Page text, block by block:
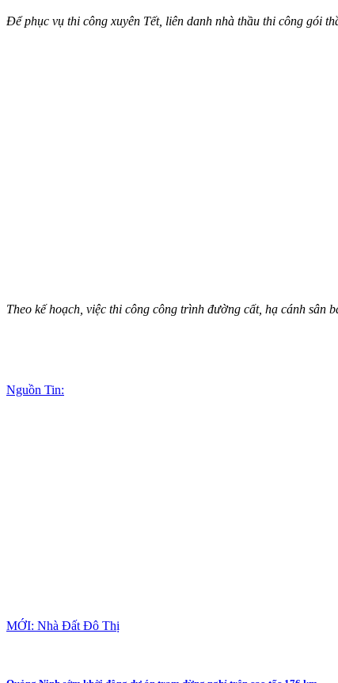
Để phục vụ thi công xuyên Tết, liên danh nhà thầu thi công gói
Theo kế hoạch, việc thi công công trình đường cất, hạ cánh sân
Nguồn Tin:
MỚI: Nhà Đất Đô Thị